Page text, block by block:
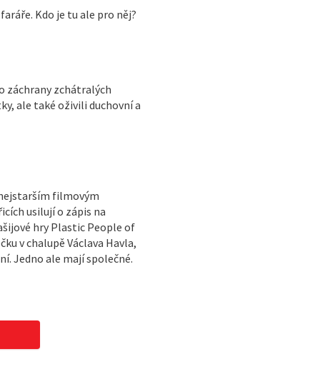
Kdo je tu ale pro něj?
záchrany zchátralých
ale také oživili duchovní a
filmovým
usilují o zápis na
hry Plastic People of
v chalupě Václava Havla,
Jedno ale mají společné.